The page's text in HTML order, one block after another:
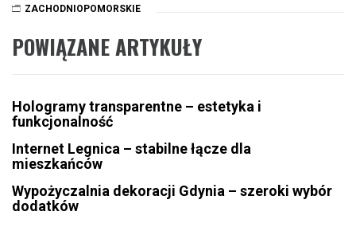
ZACHODNIOPOMORSKIE
POWIĄZANE ARTYKUŁY
Hologramy transparentne – estetyka i
funkcjonalność
Internet Legnica – stabilne łącze dla
mieszkańców
Wypożyczalnia dekoracji Gdynia – szeroki wybór
dodatków